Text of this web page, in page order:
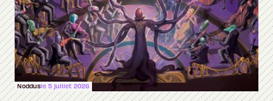
Noddusle 5 juillet 2026